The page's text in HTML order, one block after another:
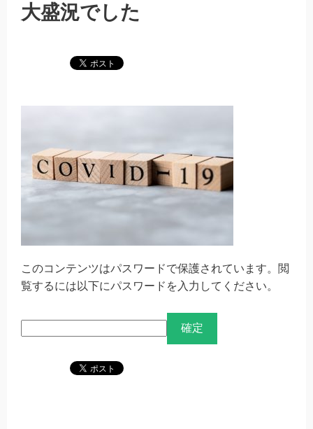
大盛況でした
このコンテンツはパスワードで保護されています。閲
覧するには以下にパスワードを入力してください。